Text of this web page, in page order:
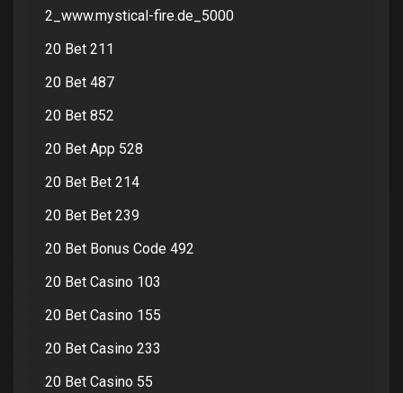
2_www.mystical-fire.de_5000
20 Bet 211
20 Bet 487
20 Bet 852
20 Bet App 528
20 Bet Bet 214
20 Bet Bet 239
20 Bet Bonus Code 492
20 Bet Casino 103
20 Bet Casino 155
20 Bet Casino 233
20 Bet Casino 55